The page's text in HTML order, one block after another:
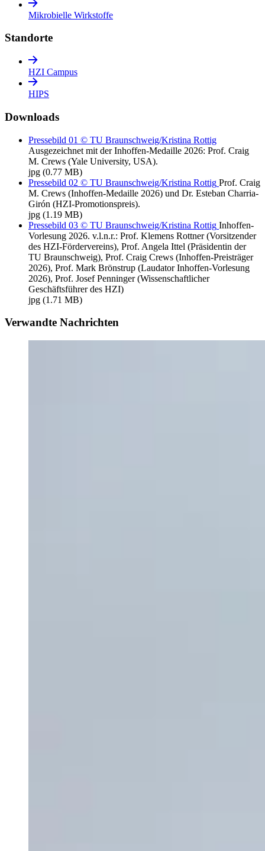
Mikrobielle Wirkstoffe
Standorte
HZI Campus
HIPS
Downloads
Pressebild 01 © TU Braunschweig/Kristina Rottig
Ausgezeichnet mit der Inhoffen-Medaille 2026: Prof. Craig
M. Crews (Yale University, USA).
jpg (0.77 MB)
Pressebild 02 © TU Braunschweig/Kristina Rottig Prof. Craig
M. Crews (Inhoffen-Medaille 2026) und Dr. Esteban Charria-
Girón (HZI-Promotionspreis).
jpg (1.19 MB)
Pressebild 03 © TU Braunschweig/Kristina Rottig Inhoffen-
Vorlesung 2026. v.l.n.r.: Prof. Klemens Rottner (Vorsitzender
des HZI-Fördervereins), Prof. Angela Ittel (Präsidentin der
TU Braunschweig), Prof. Craig Crews (Inhoffen-Preisträger
2026), Prof. Mark Brönstrup (Laudator Inhoffen-Vorlesung
2026), Prof. Josef Penninger (Wissenschaftlicher
Geschäftsführer des HZI)
jpg (1.71 MB)
Verwandte Nachrichten